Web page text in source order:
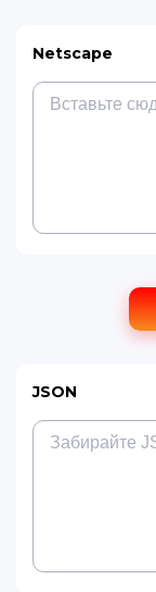
Netscape
JSON